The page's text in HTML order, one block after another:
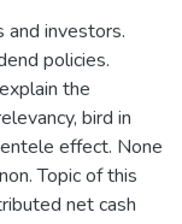
and investors.
policies.
the
bird in
effect. None
Topic of this
net cash